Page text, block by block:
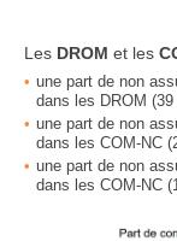
Les DROM et les
une part de non
dans les DROM
une part de non
dans les COM-NC
une part de non
dans les COM-NC